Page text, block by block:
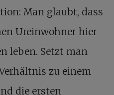
Man glaubt, dass
Ureinwohner hier
leben. Setzt man
zu einem
die ersten